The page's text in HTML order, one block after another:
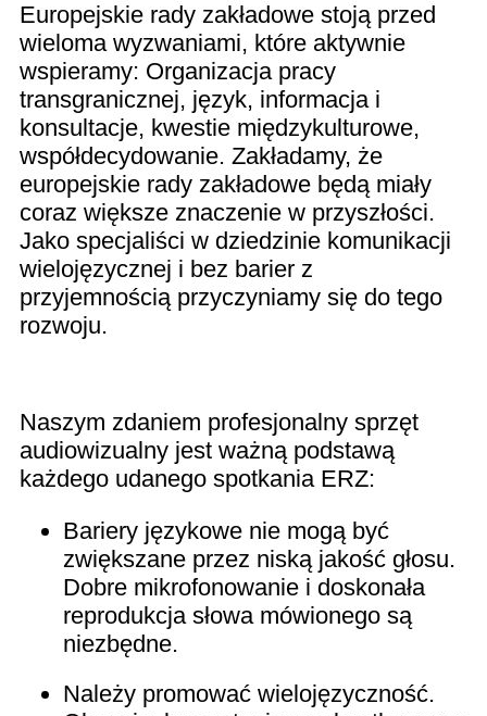
Europejskie rady zakładowe stoją przed
wieloma wyzwaniami, które aktywnie
wspieramy: Organizacja pracy
transgranicznej, język, informacja i
konsultacje, kwestie międzykulturowe,
współdecydowanie. Zakładamy, że
europejskie rady zakładowe będą miały
coraz większe znaczenie w przyszłości.
Jako specjaliści w dziedzinie komunikacji
wielojęzycznej i bez barier z
przyjemnością przyczyniamy się do tego
rozwoju.
Naszym zdaniem profesjonalny sprzęt
audiowizualny jest ważną podstawą
każdego udanego spotkania ERZ:
Bariery językowe nie mogą być
zwiększane przez niską jakość głosu.
Dobre mikrofonowanie i doskonała
reprodukcja słowa mówionego są
niezbędne.
Należy promować wielojęzyczność.